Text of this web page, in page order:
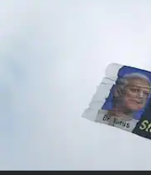
ఆకాశంలో
Sirish Praharaju